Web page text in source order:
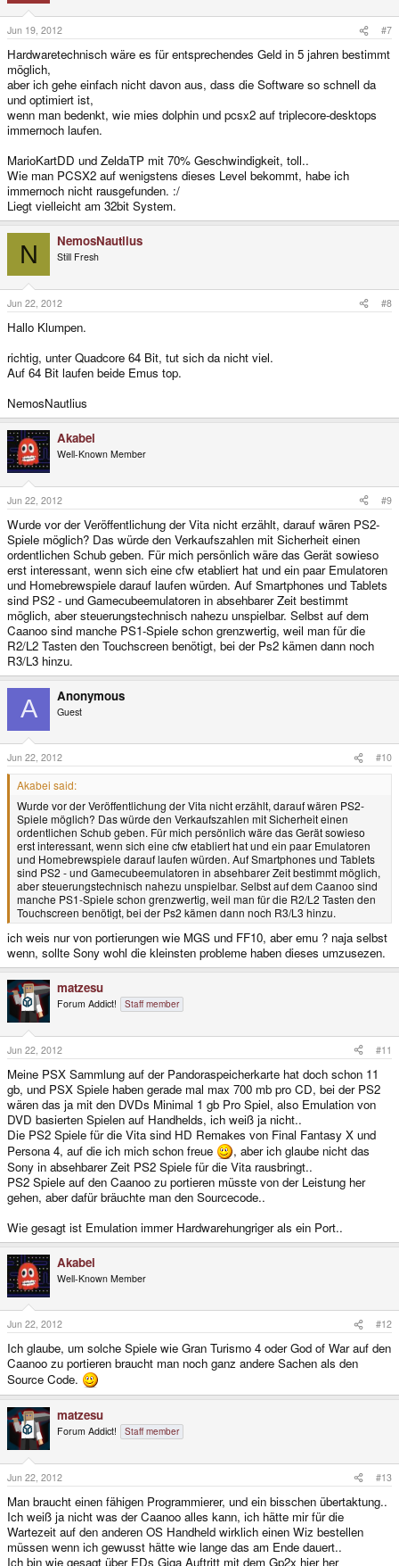
Jun 19, 2012 #7
Hardwaretechnisch wäre es für entsprechendes Geld in 5 jahren bestimmt
möglich,
aber ich gehe einfach nicht davon aus, dass die Software so schnell da
und optimiert ist,
wenn man bedenkt, wie mies dolphin und pcsx2 auf triplecore-desktops
immernoch laufen.
MarioKartDD und ZeldaTP mit 70% Geschwindigkeit, toll..
Wie man PCSX2 auf wenigstens dieses Level bekommt, habe ich
immernoch nicht rausgefunden. :/
Liegt vielleicht am 32bit System.
N NemosNautlius
Still Fresh
Jun 22, 2012 #8
Hallo Klumpen.
richtig, unter Quadcore 64 Bit, tut sich da nicht viel.
Auf 64 Bit laufen beide Emus top.
NemosNautlius
Akabei
Well-Known Member
Jun 22, 2012 #9
Wurde vor der Veröffentlichung der Vita nicht erzählt, darauf wären PS2-
Spiele möglich? Das würde den Verkaufszahlen mit Sicherheit einen
ordentlichen Schub geben. Für mich persönlich wäre das Gerät sowieso
erst interessant, wenn sich eine cfw etabliert hat und ein paar Emulatoren
und Homebrewspiele darauf laufen würden. Auf Smartphones und Tablets
sind PS2 - und Gamecubeemulatoren in absehbarer Zeit bestimmt
möglich, aber steuerungstechnisch nahezu unspielbar. Selbst auf dem
Caanoo sind manche PS1-Spiele schon grenzwertig, weil man für die
R2/L2 Tasten den Touchscreen benötigt, bei der Ps2 kämen dann noch
R3/L3 hinzu.
A Anonymous
Guest
Jun 22, 2012 #10
Akabei said:
Wurde vor der Veröffentlichung der Vita nicht erzählt, darauf wären PS2-
Spiele möglich? Das würde den Verkaufszahlen mit Sicherheit einen
ordentlichen Schub geben. Für mich persönlich wäre das Gerät sowieso
erst interessant, wenn sich eine cfw etabliert hat und ein paar Emulatoren
und Homebrewspiele darauf laufen würden. Auf Smartphones und Tablets
sind PS2 - und Gamecubeemulatoren in absehbarer Zeit bestimmt möglich,
aber steuerungstechnisch nahezu unspielbar. Selbst auf dem Caanoo sind
manche PS1-Spiele schon grenzwertig, weil man für die R2/L2 Tasten den
Touchscreen benötigt, bei der Ps2 kämen dann noch R3/L3 hinzu.
ich weis nur von portierungen wie MGS und FF10, aber emu ? naja selbst
wenn, sollte Sony wohl die kleinsten probleme haben dieses umzusezen.
matzesu
Forum Addict! Staff member
Jun 22, 2012 #11
Meine PSX Sammlung auf der Pandoraspeicherkarte hat doch schon 11
gb, und PSX Spiele haben gerade mal max 700 mb pro CD, bei der PS2
wären das ja mit den DVDs Minimal 1 gb Pro Spiel, also Emulation von
DVD basierten Spielen auf Handhelds, ich weiß ja nicht..
Die PS2 Spiele für die Vita sind HD Remakes von Final Fantasy X und
Persona 4, auf die ich mich schon freue
, aber ich glaube nicht das
Sony in absehbarer Zeit PS2 Spiele für die Vita rausbringt..
PS2 Spiele auf den Caanoo zu portieren müsste von der Leistung her
gehen, aber dafür bräuchte man den Sourcecode..
Wie gesagt ist Emulation immer Hardwarehungriger als ein Port..
Akabei
Well-Known Member
Jun 22, 2012 #12
Ich glaube, um solche Spiele wie Gran Turismo 4 oder God of War auf den
Caanoo zu portieren braucht man noch ganz andere Sachen als den
Source Code.
matzesu
Forum Addict! Staff member
Jun 22, 2012 #13
Man braucht einen fähigen Programmierer, und ein bisschen übertaktung..
Ich weiß ja nicht was der Caanoo alles kann, ich hätte mir für die
Wartezeit auf den anderen OS Handheld wirklich einen Wiz bestellen
müssen wenn ich gewusst hätte wie lange das am Ende dauert..
Ich bin wie gesagt über EDs Giga Auftritt mit dem Gp2x hier her